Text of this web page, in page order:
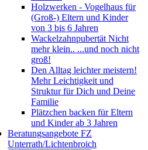
Holzwerken - Vogelhaus für
(Groß-) Eltern und Kinder
von 3 bis 6 Jahren
Wackelzahnpubertät Nicht
mehr klein.. ...und noch nicht
groß!
Den Alltag leichter meistern!
Mehr Leichtigkeit und
Struktur für Dich und Deine
Familie
Plätzchen backen für Eltern
und Kinder ab 3 Jahren
Beratungsangebote FZ
Unterrath/Lichtenbroich